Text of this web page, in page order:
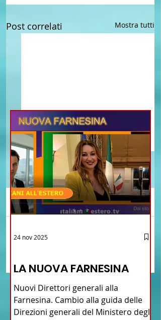
Post correlati Mostra tutti
Brasile La Storia del
Commenti
Scrivi un commento...
LA NUOVA FARNESINA
Nuovi Direttori generali alla
Farnesina. Cambio alla guida delle
Direzioni generali del Ministero degli
24 nov 2025